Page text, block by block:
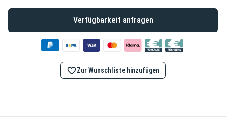
Verfügbarkeit anfragen
Zur Wunschliste hinzufügen